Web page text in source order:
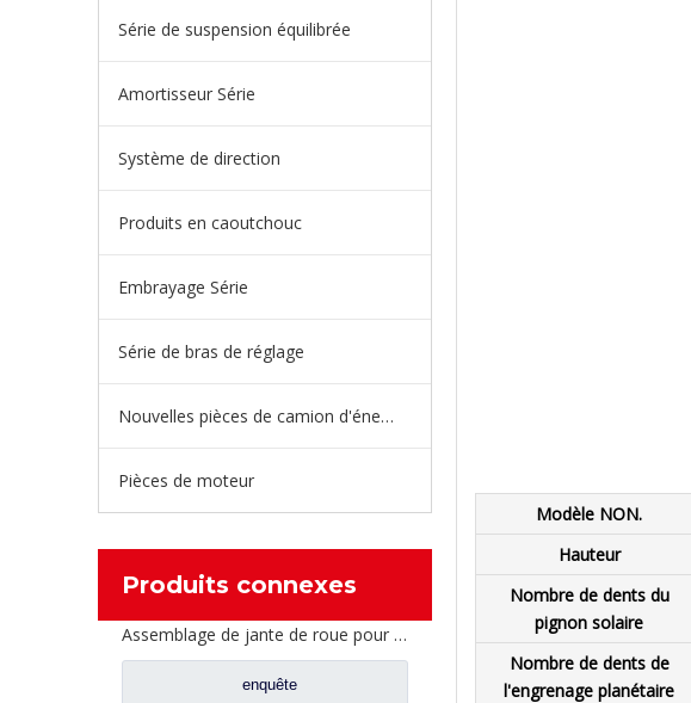
Série de suspension équilibrée
Amortisseur Série
Système de direction
Produits en caoutchouc
Embrayage Série
Série de bras de réglage
Nouvelles pièces de camion d'énergie
Pièces de moteur
Produits connexes
Assemblage de jante de roue pour pièces de camion Foton Auman HFF2405054CK2BZ
enquête
Modèle NON.
Hauteur
Nombre de dents du
pignon solaire
Nombre de dents de
l'engrenage planétaire